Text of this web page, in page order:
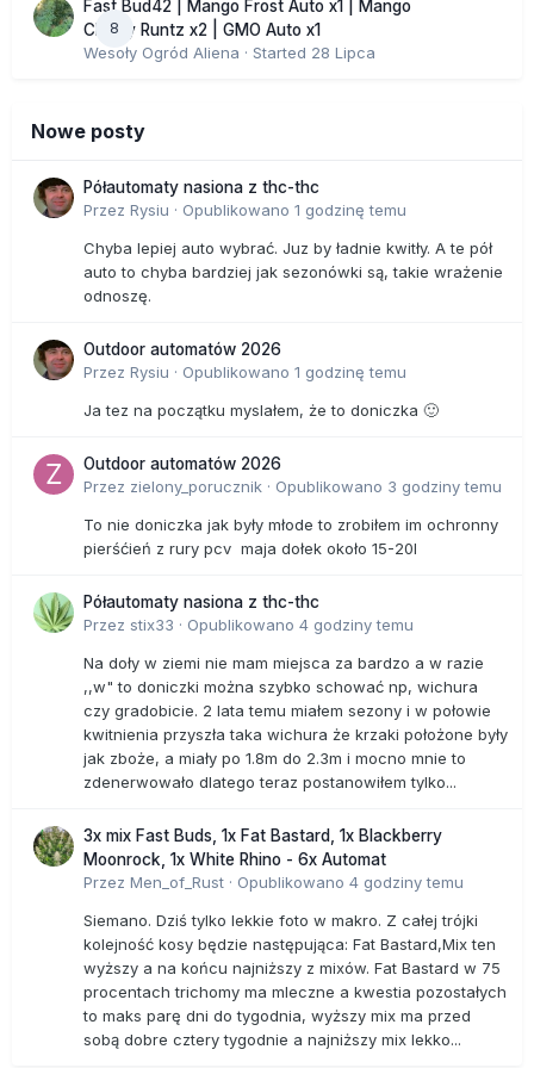
'Sangokaku' (po polsku "koralowa wieża"), gęsty,
wyprostowany krzew lub drzewo o krwistoczerwonych
pędach, jesienią zmieniający kolor na żółto-pomarańczowy.
względu na wyjątkową urodę warto spróbować uprawy
jako 'Roseomarginatum', oryginalny, kilkumetrowy krzew o
dość luźnej koronie i drobnych, lekko skręconych liściach,
schemat kolorów mają 'Shojo no mai' i 'Beni shichihenge', u
których białą barwę zastępuje niemal całkowicie różowa i
czerwona, przez co efekt kolorystyczny jest niezwykle
'Shishigashira' o ciemnozielonych, silnie pozwijanych
brzegach liści, jesienią pomarańczowych - z daleka w
ogóle niepodobna jest do klonu. Jej nazwę tłumaczy się
jako "głowę lwa", gdyż przypomina ją układem pędów
w donicach i formowania jako bonsai.
Matsumurae. Tę grupę poznać można po wyjątkowo
głębokich wcięciach na liściach, niemal do nerwów.
gęsty, wolno rosnący krzew o różowo-białych, pstrych
liściach. Godne uwagi są również czerwonolistna 'Burgundy
Lace' oraz zielona 'Elegans'. Obie tworzą rozłożyste,
średniej wielkości drzewka odporne na mrozy i łatwe w
uprawie. Bardzo ładną i coraz popularniejszą odmianą jest
'Trompenburg' o głęboko purpurowych liściach, wciętych
prawie do nasady, okrągłych w zarysie. Brzegi klap zawijają
się do dołu, nieraz na kształt tuby, przez co liść staje się
nieco podobny do ludzkiej dłoni. Odmiana ta tworzy dość
czerwono.
Linearilobum. Odmiany z tej grupy rzadko goszczą w
niewielkie, wolno rosnące krzewy o bardzo wąskich,
lancetowatych klapach, ograniczonych niekiedy tylko do
głównego nerwu, wcięte do nasady liścia. Najbardziej
znaną i cenioną z nich jest 'Shinobuga oka', zwana też
nieprawidłowo 'Linearilobum'. Ma zielone liście o wąskich,
trawiastych klapach i dorasta do 3-4 m. Inne odmiany różnią
8
Fast Bud42 | Mango Frost Auto x1 | Mango
Cherry Runtz x2 | GMO Auto x1
Wesoły Ogród Aliena · Started 28 Lipca
Nowe posty
Półautomaty nasiona z thc-thc
Przez Rysiu · Opublikowano 1 godzinę temu
Chyba lepiej auto wybrać. Juz by ładnie kwitły. A te pół
auto to chyba bardziej jak sezonówki są, takie wrażenie
odnoszę.
Outdoor automatów 2026
Przez Rysiu · Opublikowano 1 godzinę temu
Ja tez na początku myslałem, że to doniczka 🙂
Outdoor automatów 2026
Przez zielony_porucznik · Opublikowano 3 godziny temu
To nie doniczka jak były młode to zrobiłem im ochronny
pierśćień z rury pcv maja dołek około 15-20l
Półautomaty nasiona z thc-thc
Przez stix33 · Opublikowano 4 godziny temu
Na doły w ziemi nie mam miejsca za bardzo a w razie
,,w" to doniczki można szybko schować np, wichura
czy gradobicie. 2 lata temu miałem sezony i w połowie
kwitnienia przyszła taka wichura że krzaki położone były
jak zboże, a miały po 1.8m do 2.3m i mocno mnie to
zdenerwowało dlatego teraz postanowiłem tylko...
3x mix Fast Buds, 1x Fat Bastard, 1x Blackberry
Moonrock, 1x White Rhino - 6x Automat
Przez Men_of_Rust · Opublikowano 4 godziny temu
Siemano. Dziś tylko lekkie foto w makro. Z całej trójki
kolejność kosy będzie następująca: Fat Bastard,Mix ten
wyższy a na końcu najniższy z mixów. Fat Bastard w 75
procentach trichomy ma mleczne a kwestia pozostałych
to maks parę dni do tygodnia, wyższy mix ma przed
sobą dobre cztery tygodnie a najniższy mix lekko...